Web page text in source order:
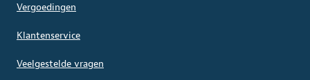
Vergoedingen
Klantenservice
Veelgestelde vragen